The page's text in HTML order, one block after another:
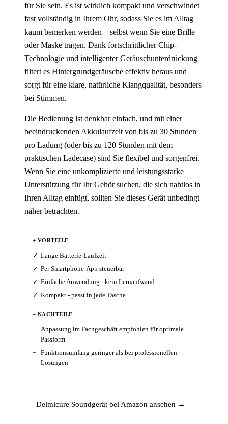
für Sie sein. Es ist wirklich kompakt und verschwindet
fast vollständig in Ihrem Ohr, sodass Sie es im Alltag
kaum bemerken werden – selbst wenn Sie eine Brille
oder Maske tragen. Dank fortschrittlicher Chip-
Technologie und intelligenter Geräuschunterdrückung
filtert es Hintergrundgeräusche effektiv heraus und
sorgt für eine klare, natürliche Klangqualität, besonders
bei Stimmen.
Die Bedienung ist denkbar einfach, und mit einer
beeindruckenden Akkulaufzeit von bis zu 30 Stunden
pro Ladung (oder bis zu 120 Stunden mit dem
praktischen Ladecase) sind Sie flexibel und sorgenfrei.
Wenn Sie eine unkomplizierte und leistungsstarke
Unterstützung für Ihr Gehör suchen, die sich nahtlos in
Ihren Alltag einfügt, sollten Sie dieses Gerät unbedingt
näher betrachten.
+ VORTEILE
Lange Batterie-Laufzeit
Per Smartphone-App steuerbar
Einfache Anwendung - kein Lernaufwand
Kompakt - passt in jede Tasche
− NACHTEILE
Anpassung im Fachgeschäft empfohlen für optimale
Passform
Funktionsumfang geringer als bei professionellen
Lösungen
Delmicure Soundgerät bei Amazon ansehen →